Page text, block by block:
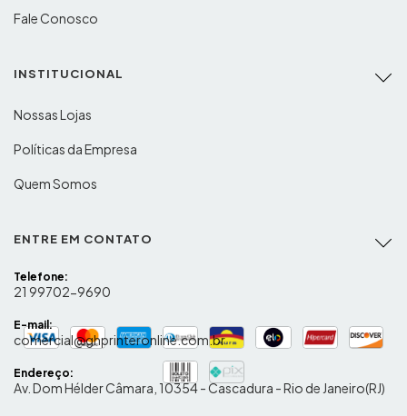
Fale Conosco
INSTITUCIONAL
Nossas Lojas
Políticas da Empresa
Quem Somos
ENTRE EM CONTATO
Telefone:
21 99702-9690
E-mail:
comercial@ghprinteronline.com.br
Endereço:
Av. Dom Hélder Câmara, 10354 - Cascadura - Rio de Janeiro(RJ)